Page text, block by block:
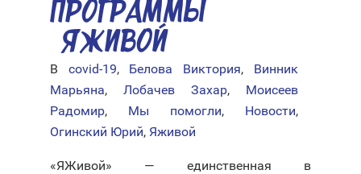
ПРОГРАММЫ
«ЯЖИВОЙ»
В covid-19, Белова Виктория, Винник
Марьяна, Лобачев Захар, Моисеев
Радомир, Мы помогли, Новости,
Огинский Юрий, Яживой
«ЯЖивой» — единственная в